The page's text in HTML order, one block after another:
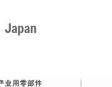
Japan